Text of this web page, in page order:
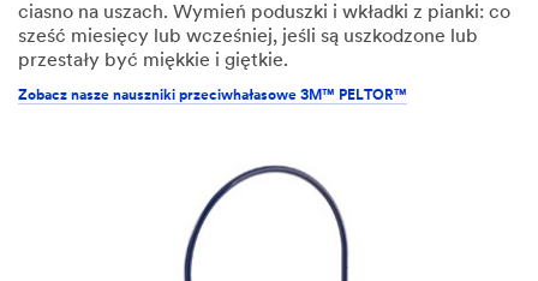
ciasno na uszach. Wymień poduszki i wkładki z pianki: co
sześć miesięcy lub wcześniej, jeśli są uszkodzone lub
przestały być miękkie i giętkie.
Zobacz nasze nauszniki przeciwhałasowe 3M™ PELTOR™